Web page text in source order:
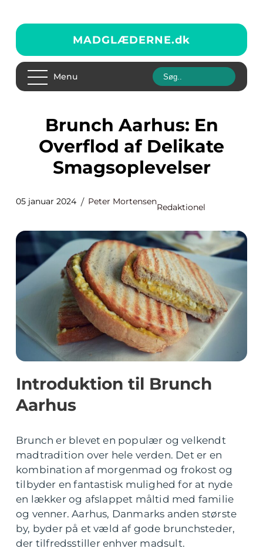
MADGLÆDERNE.dk
Menu
Brunch Aarhus: En
Overflod af Delikate
Smagsoplevelser
05 januar 2024 Peter Mortensen
Redaktionel
Introduktion til Brunch
Aarhus
Brunch er blevet en populær og velkendt
madtradition over hele verden. Det er en
kombination af morgenmad og frokost og
tilbyder en fantastisk mulighed for at nyde
en lækker og afslappet måltid med familie
og venner. Aarhus, Danmarks anden største
by, byder på et væld af gode brunchsteder,
der tilfredsstiller enhver madsult.